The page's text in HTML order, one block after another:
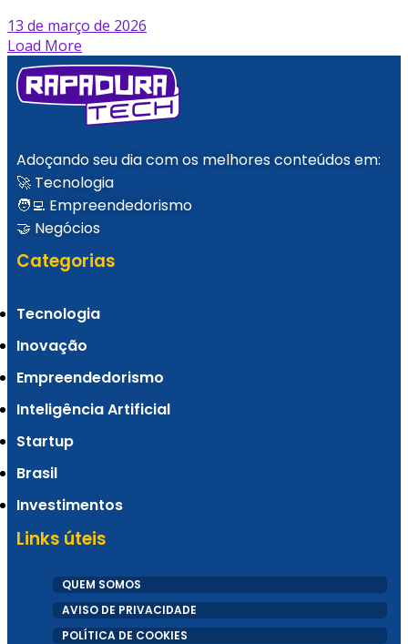
13 de março de 2026
Load More
Adoçando seu dia com os melhores conteúdos em:
🚀 Tecnologia
🧑‍💻 Empreendedorismo
🤝 Negócios
Categorias
Tecnologia
Inovação
Empreendedorismo
Inteligência Artificial
Startup
Brasil
Investimentos
Links úteis
QUEM SOMOS
AVISO DE PRIVACIDADE
POLÍTICA DE COOKIES